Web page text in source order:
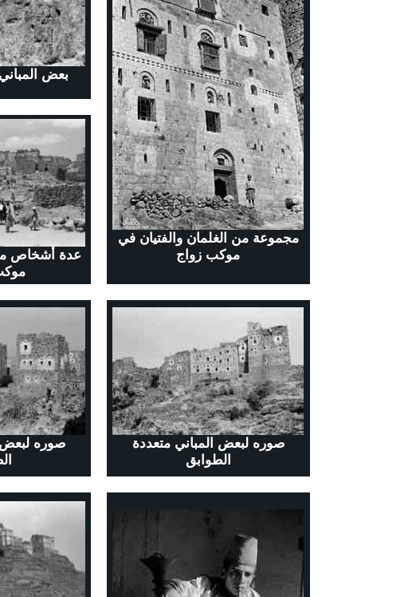
بعض
مجموعة من الغلمان والفتيان في
موكب زواج
عدة أشخاص
صوره لبعض
صوره لبعض المباني متعددة
الطوابق